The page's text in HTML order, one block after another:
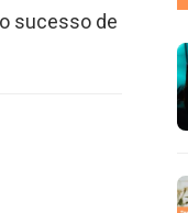
sucesso de